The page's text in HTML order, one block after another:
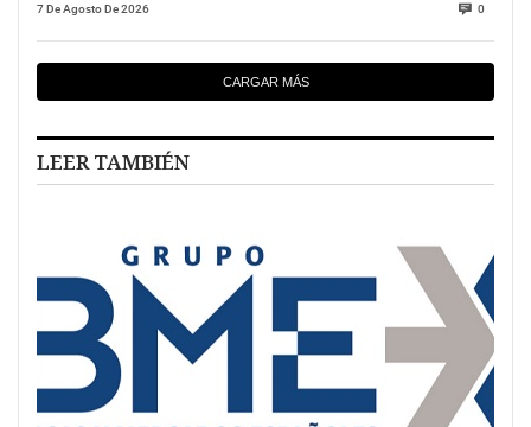
7 De Agosto De 2026 0
CARGAR MÁS
LEER TAMBIÉN